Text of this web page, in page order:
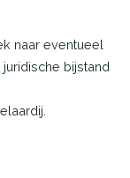
naar eventueel
bijstand